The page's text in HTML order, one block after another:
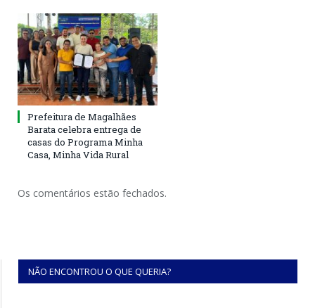
Prefeitura de Magalhães
Barata celebra entrega de
casas do Programa Minha
Casa, Minha Vida Rural
Os comentários estão fechados.
NÃO ENCONTROU O QUE QUERIA?